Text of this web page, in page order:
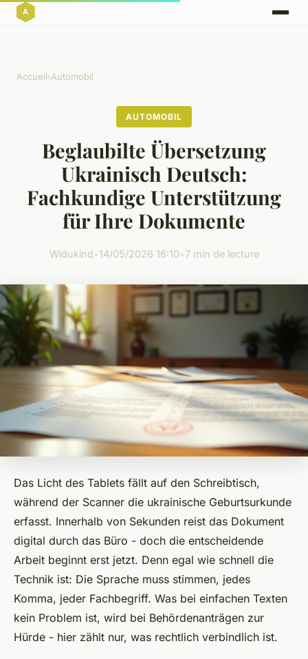
Accueil›Automobil
AUTOMOBIL
Beglaubilte Übersetzung
Ukrainisch Deutsch:
Fachkundige Unterstützung
für Ihre Dokumente
Widukind•14/05/2026 16:10•7 min de lecture
Das Licht des Tablets fällt auf den Schreibtisch,
während der Scanner die ukrainische Geburtsurkunde
erfasst. Innerhalb von Sekunden reist das Dokument
digital durch das Büro - doch die entscheidende
Arbeit beginnt erst jetzt. Denn egal wie schnell die
Technik ist: Die Sprache muss stimmen, jedes
Komma, jeder Fachbegriff. Was bei einfachen Texten
kein Problem ist, wird bei Behördenanträgen zur
Hürde - hier zählt nur, was rechtlich verbindlich ist.